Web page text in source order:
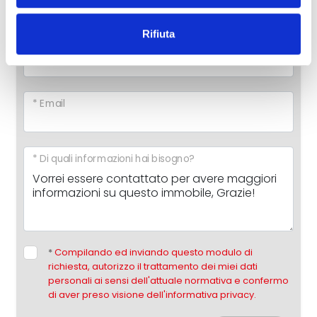
Rifiuta
* Email
* Di quali informazioni hai bisogno?
*Compilando ed inviando questo modulo di
richiesta, autorizzo il trattamento dei miei dati
personali ai sensi dell'attuale normativa e confermo
di aver preso visione dell'informativa privacy.